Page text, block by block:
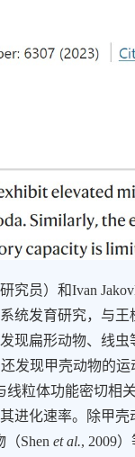
究员）和Ivan
统发育研究，与
现扁形动物、线
还发现甲壳动物的
线粒体功能密切相
进化速率。除甲壳
（Shen et al., 2009）